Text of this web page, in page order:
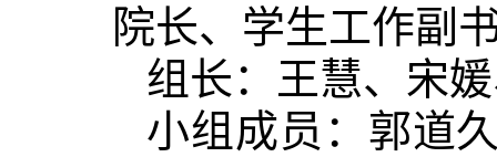
院长、学生工作副
组长：王慧、宋
小组成员：郭道